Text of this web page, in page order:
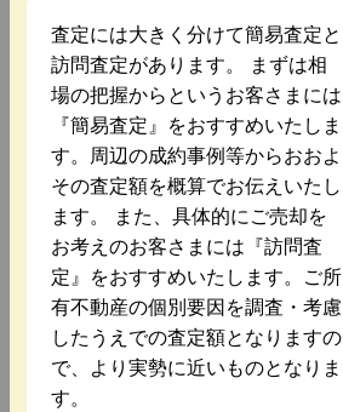
査定には大きく分けて簡易査定と
訪問査定があります。 まずは相
場の把握からというお客さまには
『簡易査定』をおすすめいたしま
す。周辺の成約事例等からおおよ
その査定額を概算でお伝えいたし
ます。 また、具体的にご売却を
お考えのお客さまには『訪問査
定』をおすすめいたします。ご所
有不動産の個別要因を調査・考慮
したうえでの査定額となりますの
で、より実勢に近いものとなりま
す。